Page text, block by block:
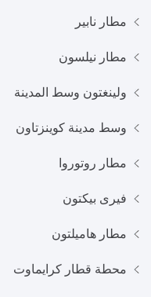
مطار نابير
مطار نيلسون
ولينغتون وسط المدينة
وسط مدينة كوينزتاون
مطار روتوروا
فيرى بيكتون
مطار هاميلتون
محطة قطار كرايماوت